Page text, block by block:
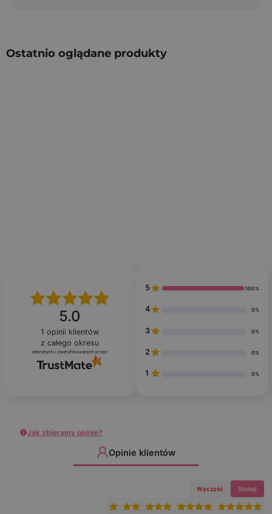
Ostatnio oglądane produkty
5.0
1 opinii klientów
z całego okresu
zebranych i zweryfikowanych przez
5 100%
4 0%
3 0%
2 0%
1 0%
Jak zbieramy opinie?
Opinie klientów
Wyczyść Szukaj